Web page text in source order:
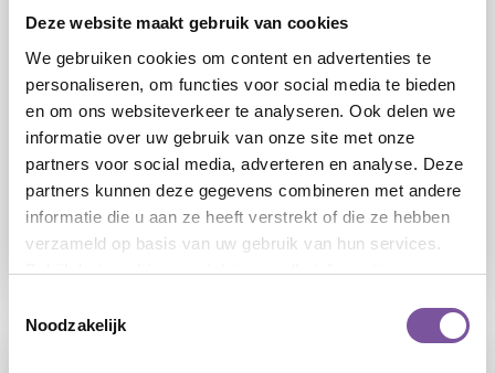
Deze website maakt gebruik van cookies
We gebruiken cookies om content en advertenties te
personaliseren, om functies voor social media te bieden
en om ons websiteverkeer te analyseren. Ook delen we
informatie over uw gebruik van onze site met onze
partners voor social media, adverteren en analyse. Deze
partners kunnen deze gegevens combineren met andere
informatie die u aan ze heeft verstrekt of die ze hebben
verzameld op basis van uw gebruik van hun services.
Bekijk hetcookieoverzichtvoor alle informatie.
Noodzakelijk
Woon- en zorgcentrum Weltevreden telt 67
eenkamerappartementen en ligt midden in een
woonwijk in De Bilt-West.